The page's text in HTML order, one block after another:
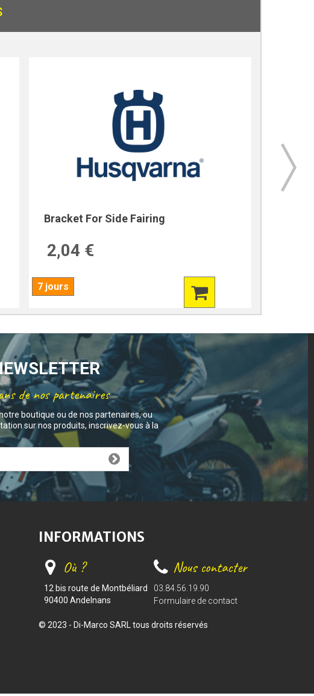
Bracket For Side Fairing
2,04 €
7 jours
de nos partenaires
boutique ou de nos partenaires, ou
sur nos produits, inscrivez-vous à la
INFORMATIONS
Où ?
12 bis route de Montbéliard
90400 Andelnans
Nous contacter
03.84.56.19.90
Formulaire de contact
© 2023 - Di-Marco SARL tous droits réservés